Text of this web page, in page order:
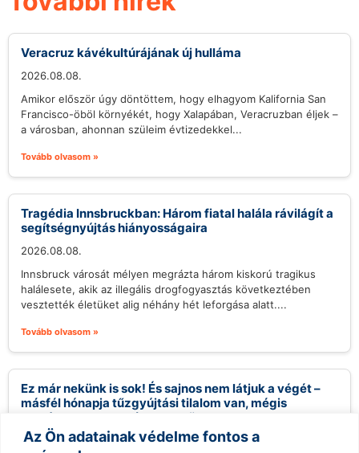
Az Ön adatainak védelme fontos a
Veracruz kávékultúrájának új hulláma
2026.08.08.
Amikor először úgy döntöttem, hogy elhagyom Kalifornia San
Francisco-öböl környékét, hogy Xalapában, Veracruzban éljek –
a városban, ahonnan szüleim évtizedekkel...
Tovább olvasom »
Tragédia Innsbruckban: Három fiatal halála rávilágít a
segítségnyújtás hiányosságaira
2026.08.08.
Innsbruck városát mélyen megrázta három kiskorú tragikus
halálesete, akik az illegális drogfogyasztás következtében
vesztették életüket alig néhány hét leforgása alatt....
Tovább olvasom »
Ez már nekünk is sok! És sajnos nem látjuk a végét –
másfél hónapja tűzgyújtási tilalom van, mégis
országszerte pusztítanak a tüzek
2026.08.08.